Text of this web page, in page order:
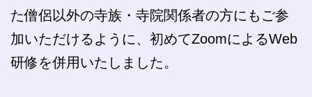
た僧侶以外の寺族・寺院関係者の方にもご参
加いただけるように、初めてZoomによるWeb
研修を併用いたしました。